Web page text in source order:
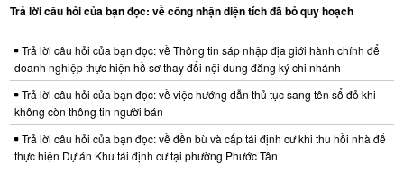
Trả lời câu hỏi của bạn đọc: về công nhận diện tích đã bỏ quy hoạch
Trả lời câu hỏi của bạn đọc: về Thông tin sáp nhập địa giới hành chính để
doanh nghiệp thực hiện hồ sơ thay đổi nội dung đăng ký chi nhánh
Trả lời câu hỏi của bạn đọc: về việc hướng dẫn thủ tục sang tên sổ đỏ khi
không còn thông tin người bán
Trả lời câu hỏi của bạn đọc: về đền bù và cấp tái định cư khi thu hồi nhà để
thực hiện Dự án Khu tái định cư tại phường Phước Tân